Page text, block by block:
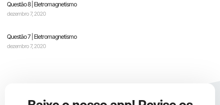
Questão 8 | Eletromagnetismo
dezembro 7, 2020
Questão 7 | Eletromagnetismo
dezembro 7, 2020